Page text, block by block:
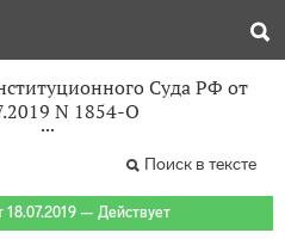
Суда РФ от
N 1854-О
Поиск в тексте
18.07.2019 — Действует